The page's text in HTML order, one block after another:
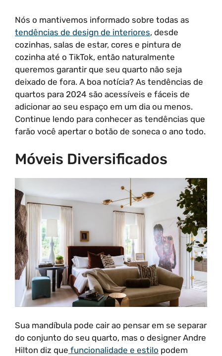
Nós o mantivemos informado sobre todas as
tendências de design de interiores, desde
cozinhas, salas de estar, cores e pintura de
cozinha até o TikTok, então naturalmente
queremos garantir que seu quarto não seja
deixado de fora. A boa notícia? As tendências de
quartos para 2024 são acessíveis e fáceis de
adicionar ao seu espaço em um dia ou menos.
Continue lendo para conhecer as tendências que
farão você apertar o botão de soneca o ano todo.
Móveis Diversificados
Sua mandíbula pode cair ao pensar em se separar
do conjunto do seu quarto, mas o designer Andre
Hilton diz que funcionalidade e estilo podem